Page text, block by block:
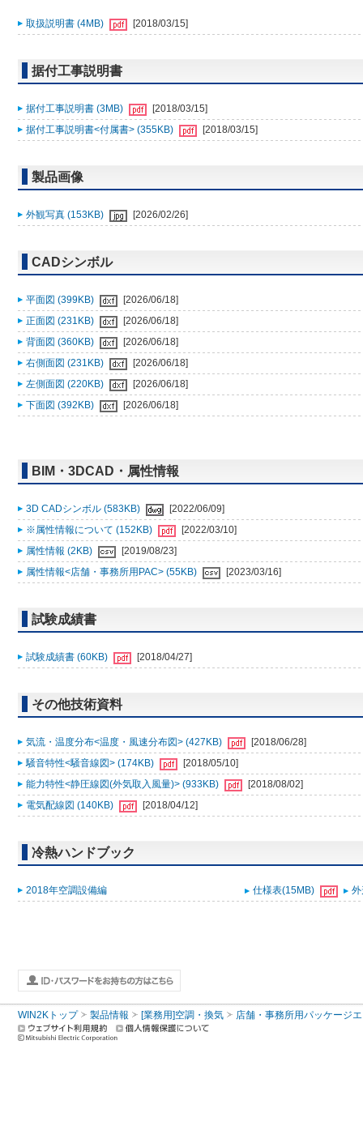
取扱説明書 (4MB) [2018/03/15]
据付工事説明書
据付工事説明書 (3MB)
[2018/03/15]
据付工事説明書<付属書> (355KB)
[2018/03/15]
製品画像
外観写真 (153KB) [2026/02/26]
CADシンボル
平面図 (399KB)
[2026/06/18]
正面図 (231KB)
[2026/06/18]
背面図 (360KB)
[2026/06/18]
右側面図 (231KB)
[2026/06/18]
左側面図 (220KB)
[2026/06/18]
下面図 (392KB)
[2026/06/18]
BIM・3DCAD・属性情報
3D CADシンボル (583KB)
[2022/06/09]
※属性情報について (152KB)
[2022/03/10]
属性情報 (2KB)
[2019/08/23]
属性情報<店舗・事務所用PAC> (55KB)
[2023/03/16]
試験成績書
試験成績書 (60KB) [2018/04/27]
その他技術資料
気流・温度分布<温度・風速分布図> (427KB)
[2018/06/28]
騒音特性<騒音線図> (174KB)
[2018/05/10]
能力特性<静圧線図(外気取入風量)> (933KB)
[2018/08/02]
電気配線図 (140KB)
[2018/04/12]
冷熱ハンドブック
2018年空調設備編 仕様表(15MB)
WIN2Kトップ 製品情報 [業務用]空調・換気 店舗・事務所用パッケージ